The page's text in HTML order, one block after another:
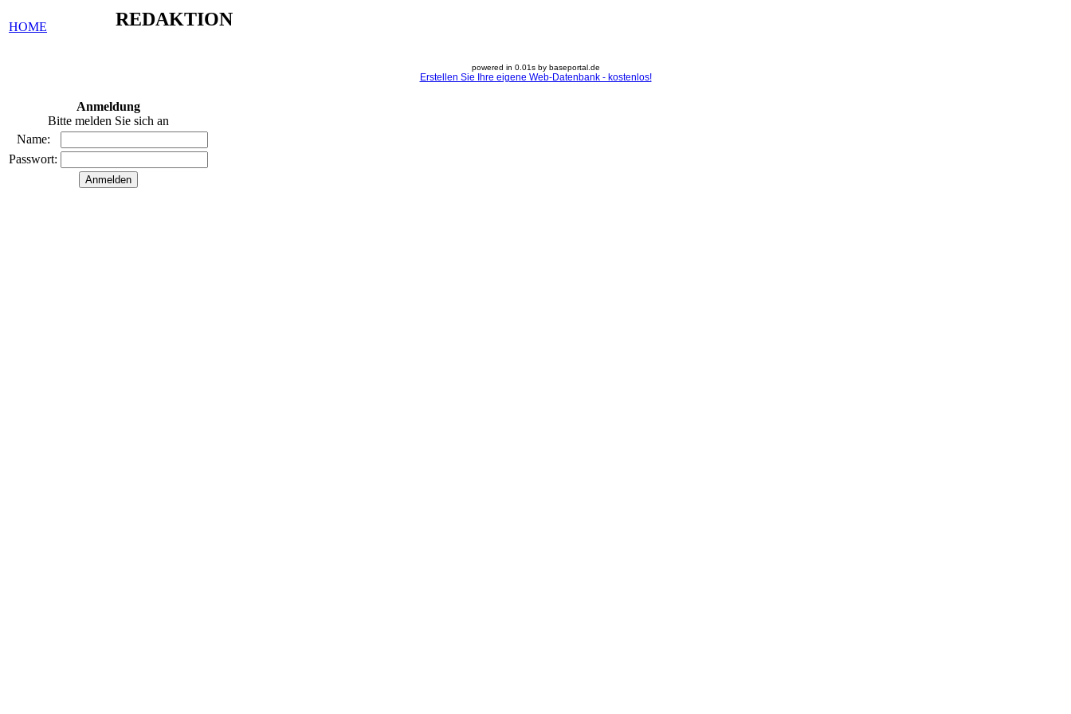
HOME REDAKTION
powered in 0.01s by baseportal.de
Erstellen Sie Ihre eigene Web-Datenbank - kostenlos!
Anmeldung
Bitte melden Sie sich an
Name:
Passwort: